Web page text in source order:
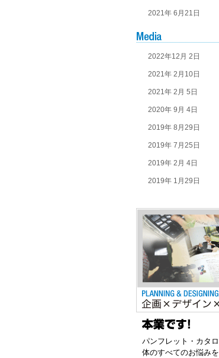
2021年 6月21日
2022年12月 2日
2021年 2月10日
2021年 2月 5日
2020年 9月 4日
2019年 8月29日
2019年 7月25日
2019年 2月 4日
2019年 1月29日
パンフレット・カタ
体のすべてのお悩み